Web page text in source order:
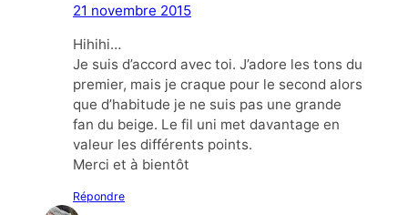
21 novembre 2015
Hihihi…
Je suis d’accord avec toi. J’adore les tons du
premier, mais je craque pour le second alors
que d’habitude je ne suis pas une grande
fan du beige. Le fil uni met davantage en
valeur les différents points.
Merci et à bientôt
Répondre